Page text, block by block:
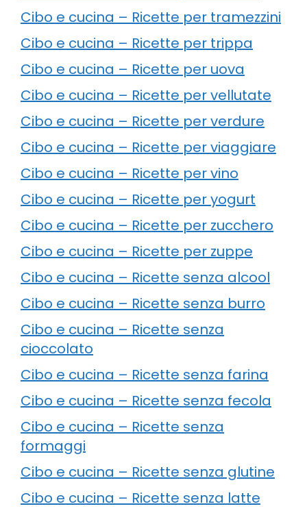
Cibo e cucina – Ricette per tramezzini
Cibo e cucina – Ricette per trippa
Cibo e cucina – Ricette per uova
Cibo e cucina – Ricette per vellutate
Cibo e cucina – Ricette per verdure
Cibo e cucina – Ricette per viaggiare
Cibo e cucina – Ricette per vino
Cibo e cucina – Ricette per yogurt
Cibo e cucina – Ricette per zucchero
Cibo e cucina – Ricette per zuppe
Cibo e cucina – Ricette senza alcool
Cibo e cucina – Ricette senza burro
Cibo e cucina – Ricette senza
cioccolato
Cibo e cucina – Ricette senza farina
Cibo e cucina – Ricette senza fecola
Cibo e cucina – Ricette senza
formaggi
Cibo e cucina – Ricette senza glutine
Cibo e cucina – Ricette senza latte